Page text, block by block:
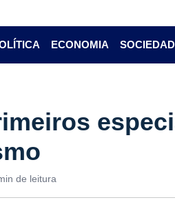
ECONOMIA
de leitura